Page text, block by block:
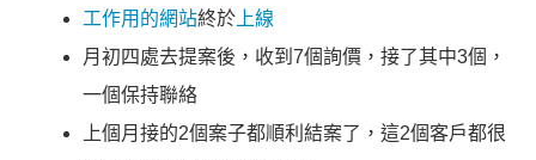
工作用的網站終於 上線
月初四處去提案後，收到7個詢價，接了其中3個，
一個保持聯絡
上個月接的2個案子都順利結案了，這2個客戶都很